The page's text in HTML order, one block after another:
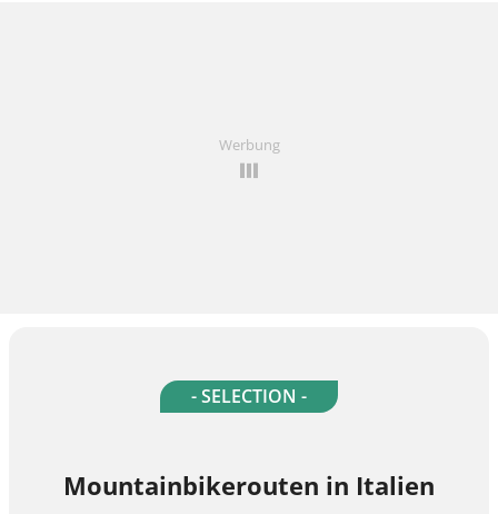
Werbung
- SELECTION -
Mountainbikerouten in Italien